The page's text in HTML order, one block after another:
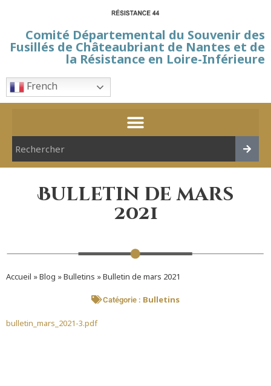
Comité Départemental du Souvenir des
Fusillés de Châteaubriant de Nantes et de
la Résistance en Loire-Inférieure
French
Bulletin de mars
2021
Accueil »Blog »Bulletins »Bulletin de mars 2021
Catégorie : Bulletins
bulletin_mars_2021-3.pdf